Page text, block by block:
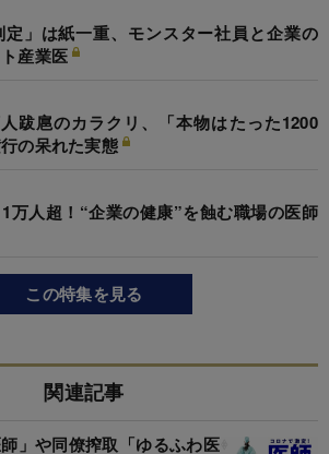
定」は紙一重、モンスター社員と企業の
産業医
跋扈のカラクリ、「本物はたった1200
の呆れた実態
1万人超！“企業の健康”を蝕む職場の医師
この特集を見る
関連記事
」や同僚搾取「ゆるふわ医